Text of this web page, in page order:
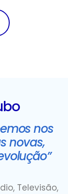
nos
novas,
Televisão,